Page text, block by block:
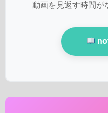
動画を見返す時間が